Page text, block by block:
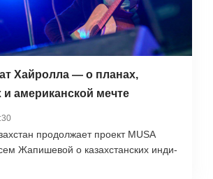
Хайролла — о планах,
и американской мечте
продолжает проект MUSA
Жапишевой о казахстанских инди-